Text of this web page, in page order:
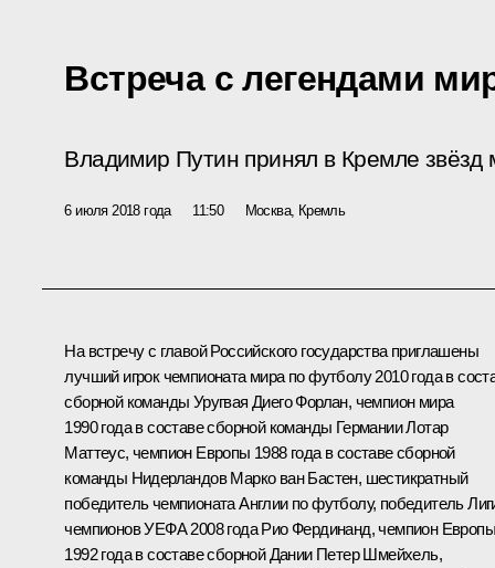
Встреча с легендами
Владимир Путин принял в Кремле звёзд
6 июля 2018 года 11:50 Москва, Кремль
На встречу с главой Российского государства приглашены
лучший игрок чемпионата мира по футболу 2010 года в
сборной команды Уругвая Диего Форлан, чемпион мира
1990 года в составе сборной команды Германии Лотар
Маттеус, чемпион Европы 1988 года в составе сборной
команды Нидерландов Марко ван Бастен, шестикратный
победитель чемпионата Англии по футболу, победитель
чемпионов УЕФА 2008 года Рио Фердинанд, чемпион Европы
1992 года в составе сборной Дании Петер Шмейхель,